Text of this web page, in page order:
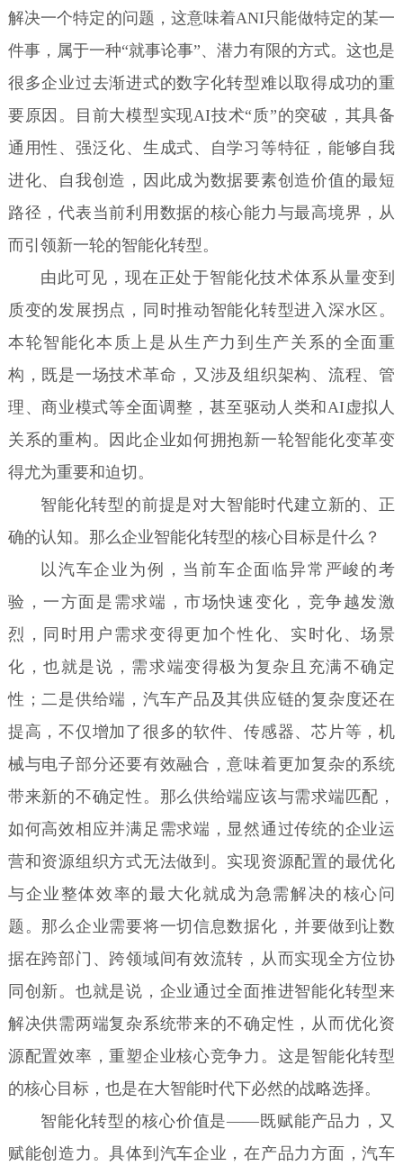
解决一个特定的问题，这意味着ANI只能做特定的某一
件事，属于一种“就事论事”、潜力有限的方式。这也是
很多企业过去渐进式的数字化转型难以取得成功的重
要原因。目前大模型实现AI技术“质”的突破，其具备
通用性、强泛化、生成式、自学习等特征，能够自我
进化、自我创造，因此成为数据要素创造价值的最短
路径，代表当前利用数据的核心能力与最高境界，从
而引领新一轮的智能化转型。
由此可见，现在正处于智能化技术体系从量变到
质变的发展拐点，同时推动智能化转型进入深水区。
本轮智能化本质上是从生产力到生产关系的全面重
构，既是一场技术革命，又涉及组织架构、流程、管
理、商业模式等全面调整，甚至驱动人类和AI虚拟人
关系的重构。因此企业如何拥抱新一轮智能化变革变
得尤为重要和迫切。
智能化转型的前提是对大智能时代建立新的、正
确的认知。那么企业智能化转型的核心目标是什么？
以汽车企业为例，当前车企面临异常严峻的考
验，一方面是需求端，市场快速变化，竞争越发激
烈，同时用户需求变得更加个性化、实时化、场景
化，也就是说，需求端变得极为复杂且充满不确定
性；二是供给端，汽车产品及其供应链的复杂度还在
提高，不仅增加了很多的软件、传感器、芯片等，机
械与电子部分还要有效融合，意味着更加复杂的系统
带来新的不确定性。那么供给端应该与需求端匹配，
如何高效相应并满足需求端，显然通过传统的企业运
营和资源组织方式无法做到。实现资源配置的最优化
与企业整体效率的最大化就成为急需解决的核心问
题。那么企业需要将一切信息数据化，并要做到让数
据在跨部门、跨领域间有效流转，从而实现全方位协
同创新。也就是说，企业通过全面推进智能化转型来
解决供需两端复杂系统带来的不确定性，从而优化资
源配置效率，重塑企业核心竞争力。这是智能化转型
的核心目标，也是在大智能时代下必然的战略选择。
智能化转型的核心价值是——既赋能产品力，又
赋能创造力。具体到汽车企业，在产品力方面，汽车